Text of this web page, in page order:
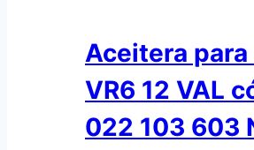
Aceitera para
VR6 12 VAL
022 103 603